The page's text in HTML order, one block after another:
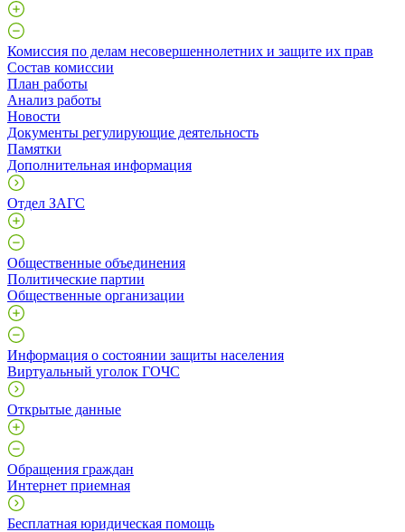
Комиссия по делам несовершеннолетних и защите их прав
Состав комиссии
План работы
Анализ работы
Новости
Документы регулирующие деятельность
Памятки
Дополнительная информация
Отдел ЗАГС
Общественные объединения
Политические партии
Общественные организации
Информация о состоянии защиты населения
Виртуальный уголок ГОЧС
Открытые данные
Обращения граждан
Интернет приемная
Бесплатная юридическая помощь